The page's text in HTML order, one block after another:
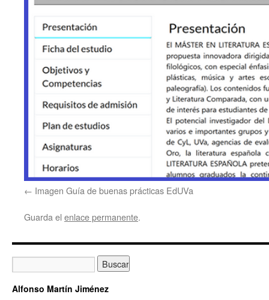
Imagen Guía de buenas prácticas EdUVa
Guarda el enlace permanente.
Alfonso Martín Jiménez